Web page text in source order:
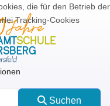
Suchen
die für den Betrieb der
Tracking-Cookies